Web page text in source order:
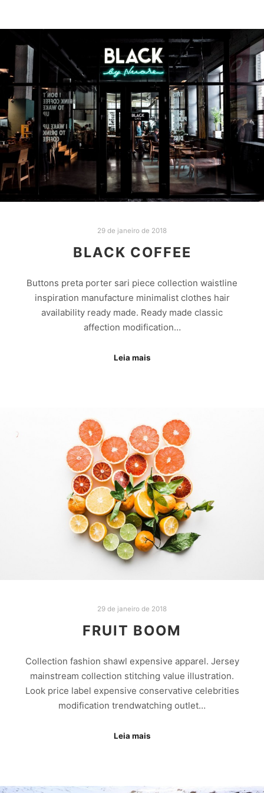
29 de janeiro de 2018
BLACK COFFEE
Buttons preta porter sari piece collection waistline
inspiration manufacture minimalist clothes hair
availability ready made. Ready made classic
affection modification…
Leia mais
29 de janeiro de 2018
FRUIT BOOM
Collection fashion shawl expensive apparel. Jersey
mainstream collection stitching value illustration.
Look price label expensive conservative celebrities
modification trendwatching outlet…
Leia mais